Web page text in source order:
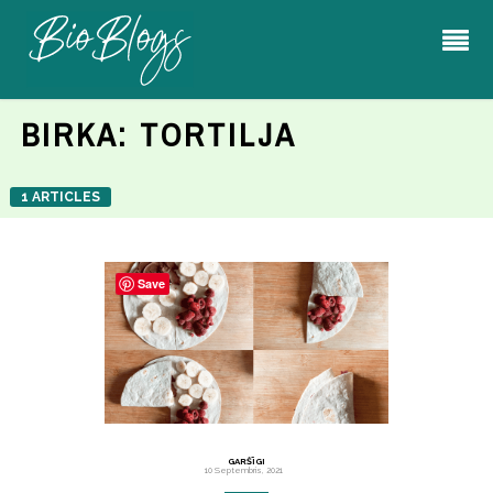
BIRKA: TORTILJA
1 ARTICLES
GARŠĪGI
10 Septembris, 2021
Save